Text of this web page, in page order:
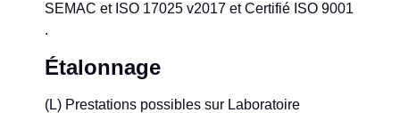
SEMAC et ISO 17025 v2017 et Certifié ISO 9001
.
Étalonnage
(L) Prestations possibles sur Laboratoire